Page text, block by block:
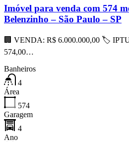
Imóvel para venda com 574
Belenzinho – São Paulo – SP
🏢 VENDA: R$ 6.000.000,00 🏷
574,00…
Banheiros
4
Área
574
Garagem
4
Ano